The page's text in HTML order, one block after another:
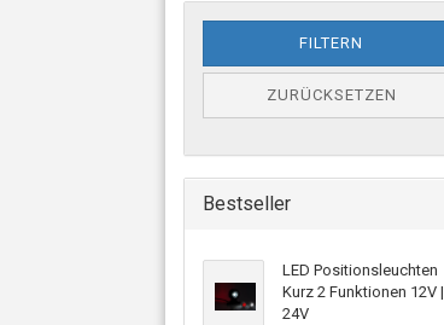
FILTERN
ZURÜCKSETZEN
Bestseller
LED Positionsleuchten
Kurz 2 Funktionen 12V |
24V